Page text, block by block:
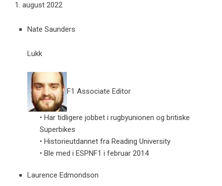
1. august 2022
Nate Saunders
Lukk
F1 Associate Editor
• Har tidligere jobbet i rugbyunionen og britiske
Superbikes
• Historieutdannet fra Reading University
• Ble med i ESPNF1 i februar 2014
Laurence Edmondson